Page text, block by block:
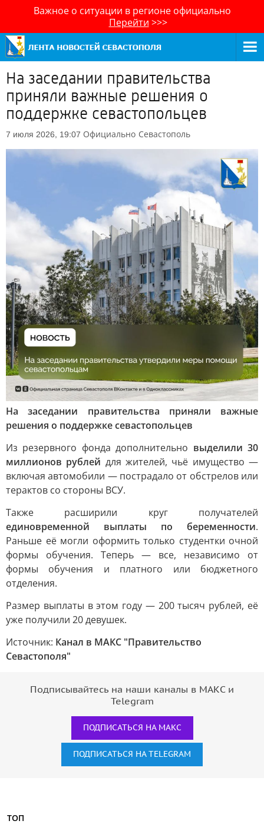
Важное о ситуации в регионе официально
Перейти >>>
На заседании правительства
приняли важные решения о
поддержке севастопольцев
7 июля 2026, 19:07 Официально Севастополь
На заседании правительства приняли важные
решения о поддержке севастопольцев
Из резервного фонда дополнительно выделили 30
миллионов рублей для жителей, чьё имущество —
включая автомобили — пострадало от обстрелов или
терактов со стороны ВСУ.
Также расширили круг получателей
единовременной выплаты по беременности.
Раньше её могли оформить только студентки очной
формы обучения. Теперь — все, независимо от
формы обучения и платного или бюджетного
отделения.
Размер выплаты в этом году — 200 тысяч рублей, её
уже получили 20 девушек.
Источник: Канал в МАКС "Правительство
Севастополя"
Подписывайтесь на наши каналы в МАКС и
Telegram
ПОДПИСАТЬСЯ НА МАКС
ПОДПИСАТЬСЯ НА TELEGRAM
ТОП